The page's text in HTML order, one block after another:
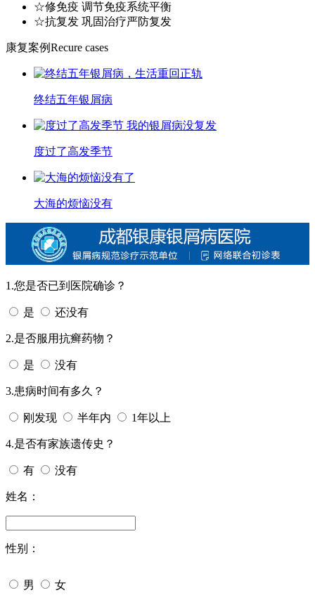
☆修免疫 调节免疫系统平衡
☆抗复发 巩固治疗严防复发
康复案例Recure cases
终结五年银屑病
度过了高发季节
大海的烦恼没有
1.您是否已到医院确诊？
是 还没有
2.是否服用抗癣药物？
是 没有
3.患病时间有多久？
刚发现 半年内 1年以上
4.是否有家族遗传史？
有 没有
姓名：
性别：
男 女